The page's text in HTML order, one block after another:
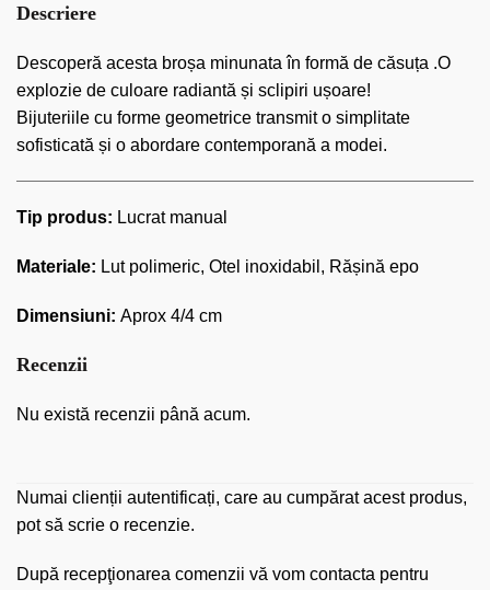
Descriere
Descoperă acesta broșa minunata în formă de căsuța .O
explozie de culoare radiantă și sclipiri ușoare!
Bijuteriile cu forme geometrice transmit o simplitate
sofisticată și o abordare contemporană a modei.
Tip produs: Lucrat manual
Materiale: Lut polimeric, Otel inoxidabil, Rășină epo
Dimensiuni: Aprox 4/4 cm
Recenzii
Nu există recenzii până acum.
Numai clienții autentificați, care au cumpărat acest produs,
pot să scrie o recenzie.
După recepţionarea comenzii vă vom contacta pentru